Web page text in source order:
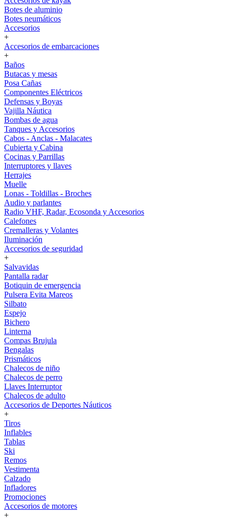
Botes de aluminio
Botes neumáticos
Accesorios
+
Accesorios de embarcaciones
+
Baños
Butacas y mesas
Posa Cañas
Componentes Eléctricos
Defensas y Boyas
Vajilla Náutica
Bombas de agua
Tanques y Accesorios
Cabos - Anclas - Malacates
Cubierta y Cabina
Cocinas y Parrillas
Interruptores y llaves
Herrajes
Muelle
Lonas - Toldillas - Broches
Audio y parlantes
Radio VHF, Radar, Ecosonda y Accesorios
Calefones
Cremalleras y Volantes
Iluminación
Accesorios de seguridad
+
Salvavidas
Pantalla radar
Botiquin de emergencia
Pulsera Evita Mareos
Silbato
Espejo
Bichero
Linterna
Compas Brujula
Bengalas
Prismáticos
Chalecos de niño
Chalecos de perro
Llaves Interruptor
Chalecos de adulto
Accesorios de Deportes Náuticos
+
Tiros
Inflables
Tablas
Ski
Remos
Vestimenta
Calzado
Infladores
Promociones
Accesorios de motores
+